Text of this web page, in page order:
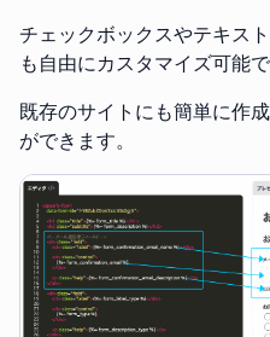
チェックボックスやテキス
も自由にカスタマイズ可能
既存のサイトにも簡単に作
ができます。